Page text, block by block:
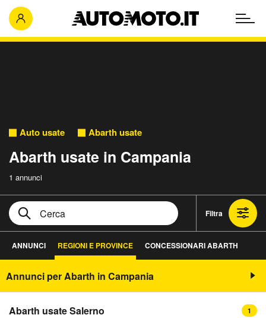
Auto usate Abarth usate
Abarth usate in Campania
1 annunci
Filtra
ANNUNCI REGIONI E PROVINCE CONCESSIONARI ABARTH
Annunci per Abarth in Campania
Abarth usate Salerno 1